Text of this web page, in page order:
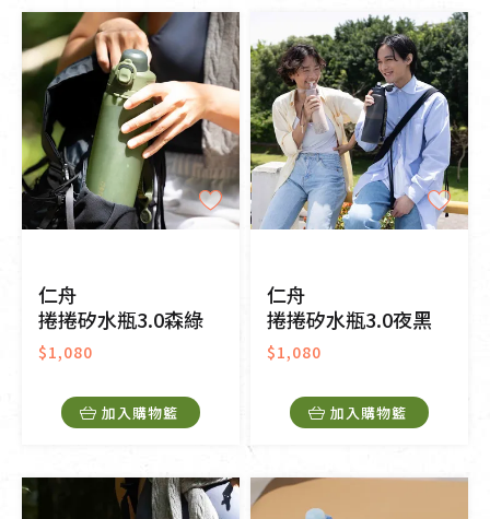
仁舟
捲捲矽水瓶3.0森綠
$1,080
加入購物籃
仁舟
捲捲矽水瓶3.0夜黑
$1,080
加入購物籃